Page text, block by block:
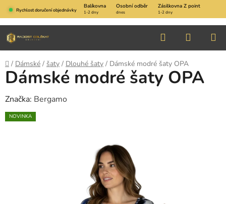
Přejít
na
obsah
Rychlost doručení objednávky
Balíkovna Osobní odběr Zásilkovna Z point
1-2 dny dnes 1-2 dny
Hledat
KOŠÍK
Domů
/ Dámské / šaty / Dlouhé šaty / Dámské modré šaty OPA
Dámské modré šaty OPA
Značka: Bergamo
NOVINKA